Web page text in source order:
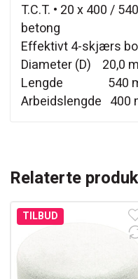
T.C.T. • 20 x 400 /
betong
Effektivt 4-skjærs
Diameter (D) 20,0
Lengde 540
Arbeidslengde 400
Relaterte
TILBUD